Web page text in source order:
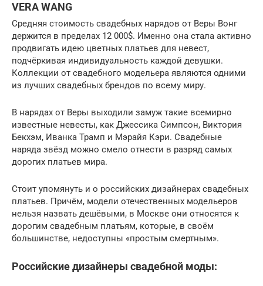
VERA WANG
Средняя стоимость свадебных нарядов от Веры Вонг
держится в пределах 12 000$. Именно она стала активно
продвигать идею цветных платьев для невест,
подчёркивая индивидуальность каждой девушки.
Коллекции от свадебного модельера являются одними
из лучших свадебных брендов по всему миру.
В нарядах от Веры выходили замуж такие всемирно
известные невесты, как Джессика Симпсон, Виктория
Бекхэм, Иванка Трамп и Мэрайя Кэри. Свадебные
наряда звёзд можно смело отнести в разряд самых
дорогих платьев мира.
Стоит упомянуть и о российских дизайнерах свадебных
платьев. Причём, модели отечественных модельеров
нельзя назвать дешёвыми, в Москве они относятся к
дорогим свадебным платьям, которые, в своём
большинстве, недоступны «простым смертным».
Российские дизайнеры свадебной моды: